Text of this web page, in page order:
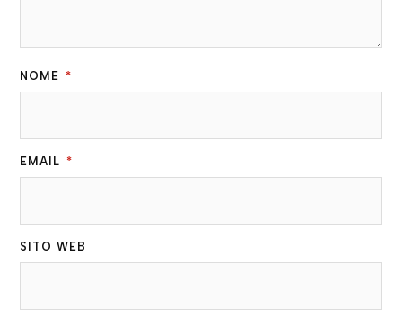
NOME *
EMAIL *
SITO WEB